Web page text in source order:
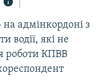
адмінкордоні з
водії, які не
роботи КПВВ